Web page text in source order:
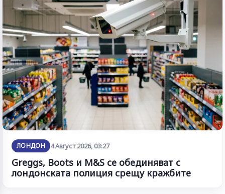
ЛОНДОН 4 Август 2026, 03:27
Greggs, Boots и M&S се обединяват с
лондонската полиция срещу кражбите